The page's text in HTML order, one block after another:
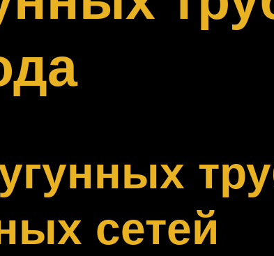
сетей